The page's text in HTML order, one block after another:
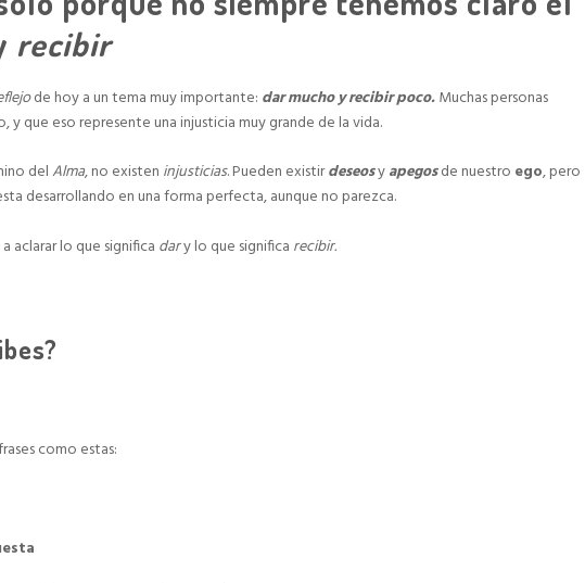
recibir
de hoy a un tema muy importante: dar mucho y recibir poco.Muchas personas
y que eso represente una injusticia muy grande de la vida.
delAlma, no existen injusticias. Pueden existirdeseosyapegosde nuestro ego, pero
desarrollando en una forma perfecta, aunque no parezca.
aclarar lo que significa dary lo que significa recibir.
como estas: